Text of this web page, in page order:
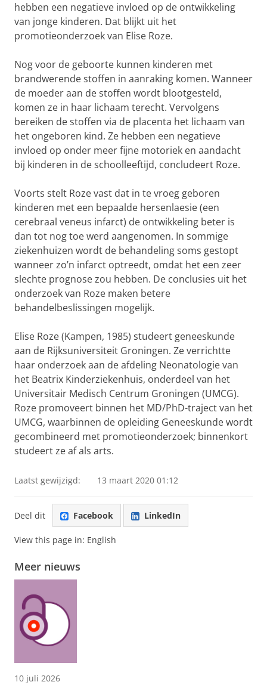
hebben een negatieve invloed op de ontwikkeling
van jonge kinderen. Dat blijkt uit het
promotieonderzoek van Elise Roze.
Nog voor de geboorte kunnen kinderen met
brandwerende stoffen in aanraking komen. Wanneer
de moeder aan de stoffen wordt blootgesteld,
komen ze in haar lichaam terecht. Vervolgens
bereiken de stoffen via de placenta het lichaam van
het ongeboren kind. Ze hebben een negatieve
invloed op onder meer fijne motoriek en aandacht
bij kinderen in de schoolleeftijd, concludeert Roze.
Voorts stelt Roze vast dat in te vroeg geboren
kinderen met een bepaalde hersenlaesie (een
cerebraal veneus infarct) de ontwikkeling beter is
dan tot nog toe werd aangenomen. In sommige
ziekenhuizen wordt de behandeling soms gestopt
wanneer zo’n infarct optreedt, omdat het een zeer
slechte prognose zou hebben. De conclusies uit het
onderzoek van Roze maken betere
behandelbeslissingen mogelijk.
Elise Roze (Kampen, 1985) studeert geneeskunde
aan de Rijksuniversiteit Groningen. Ze verrichtte
haar onderzoek aan de afdeling Neonatologie van
het Beatrix Kinderziekenhuis, onderdeel van het
Universitair Medisch Centrum Groningen (UMCG).
Roze promoveert binnen het MD/PhD-traject van het
UMCG, waarbinnen de opleiding Geneeskunde wordt
gecombineerd met promotieonderzoek; binnenkort
studeert ze af als arts.
Laatst gewijzigd: 13 maart 2020 01:12
Deel dit Facebook LinkedIn
View this page in: English
Meer nieuws
10 juli 2026